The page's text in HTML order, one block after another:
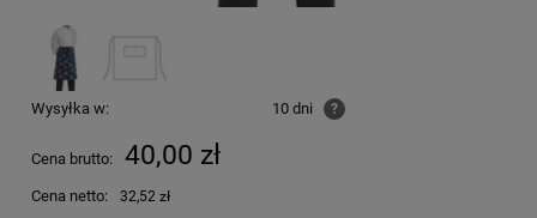
Wysyłka w: 10 dni ?
Cena brutto: 40,00 zł
Cena netto: 32,52 zł